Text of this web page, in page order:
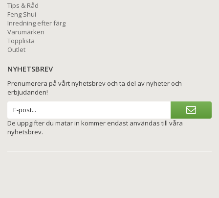
Tips & Råd
Feng Shui
Inredning efter färg
Varumärken
Topplista
Outlet
NYHETSBREV
Prenumerera på vårt nyhetsbrev och ta del av nyheter och
erbjudanden!
De uppgifter du matar in kommer endast användas till våra
nyhetsbrev.